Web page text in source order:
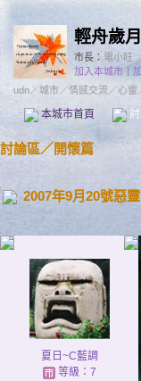
輕舟歲月
市長： 電小旺
加入本城市
udn／城市／情感交流／心靈
本城市首頁
討論區／開懷篇
2007年9月20號惡
夏日~C藍調
等級：7